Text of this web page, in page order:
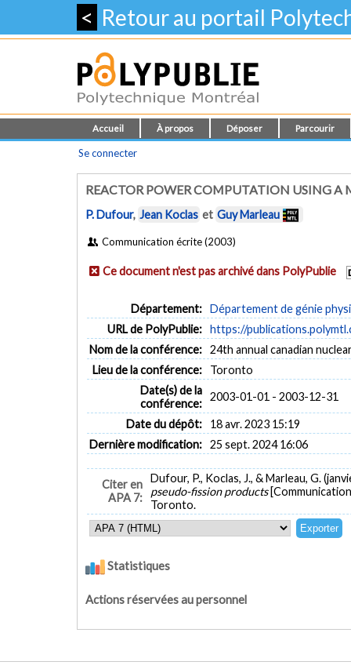
< Retour au portail
Accueil À propos Déposer Parcourir
Se connecter
REACTOR POWER COMPUTATION USING A
P. Dufour, Jean Koclas et Guy Marleau
Communication écrite (2003)
Ce document n'est pas archivé dans PolyPublie
Département: Département de génie
URL de PolyPublie: https://
Nom de la conférence: 24th annual canadian
Lieu de la conférence:
Toronto
Date(s) de la
conférence:
2003-01-01 - 2003-12-31
Date du dépôt:
18 avr. 2023 15:19
Dernière modification: 25 sept. 2024 16:06
Citer en
APA 7:
Dufour, P., Koclas, J., & Marleau, G.
pseudo-fission products
Toronto.
Statistiques
Actions réservées au personnel